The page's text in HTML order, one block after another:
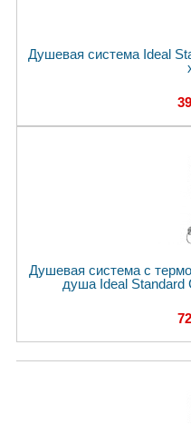
Душевая система Ideal
Душевая система с
душа Ideal Standard